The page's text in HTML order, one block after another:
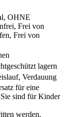
OHNE
Frei von
Frei von
lagern
Verdauung
für eine
sind für Kinder
werden.